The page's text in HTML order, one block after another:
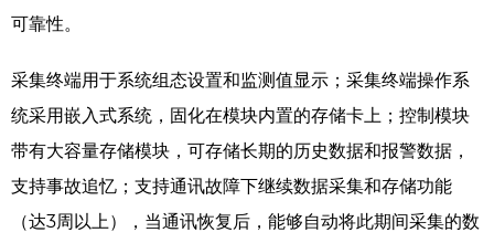
可靠性。
采集终端用于系统组态设置和监测值显示；采集终端操作系
统采用嵌入式系统，固化在模块内置的存储卡上；控制模块
带有大容量存储模块，可存储长期的历史数据和报警数据，
支持事故追忆；支持通讯故障下继续数据采集和存储功能
（达3周以上），当通讯恢复后，能够自动将此期间采集的数